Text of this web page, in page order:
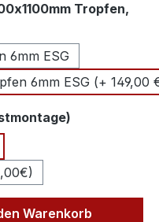
Tropfen,
6mm ESG
6mm ESG (+ 149,00
Warenkorb